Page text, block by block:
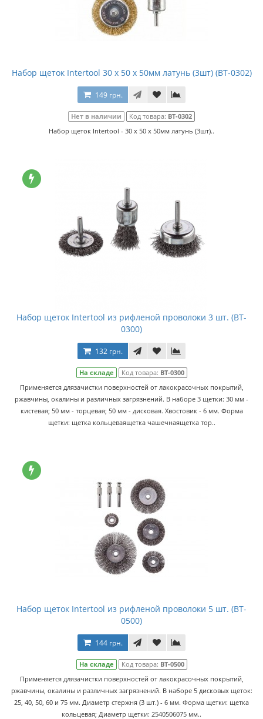
Набор щеток Intertool 30 x 50 x 50мм латунь (3шт) (BT-0302)
149 грн.
Нет в наличии Код товара: BT-0302
Набор щеток Intertool - 30 x 50 x 50мм латунь (3шт)..
Набор щеток Intertool из рифленой проволоки 3 шт. (BT-
0300)
132 грн.
На складе Код товара: BT-0300
Применяется длязачистки поверхностей от лакокрасочных покрытий,
ржавчины, окалины и различных загрязнений. В наборе 3 щетки: 30 мм -
кистевая; 50 мм - торцевая; 50 мм - дисковая. Хвостовик - 6 мм. Форма
щетки: щетка кольцеваящетка чашечнаящетка тор..
Набор щеток Intertool из рифленой проволоки 5 шт. (BT-
0500)
144 грн.
На складе Код товара: BT-0500
Применяется длязачистки поверхностей от лакокрасочных покрытий,
ржавчины, окалины и различных загрязнений. В наборе 5 дисковых щеток:
25, 40, 50, 60 и 75 мм. Диаметр стержня (3 шт.) - 6 мм. Форма щетки: щетка
кольцевая; Диаметр щетки: 2540506075 мм..